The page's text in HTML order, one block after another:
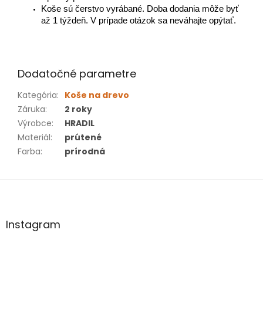
Koše sú čerstvo vyrábané. Doba dodania môže byť
až 1 týždeň. V prípade otázok sa neváhajte opýtať.
Dodatočné parametre
Kategória: Koše na drevo
Záruka:
2 roky
Výrobce:
HRADIL
Materiál:
prútené
Farba: prírodná
Z
äInstagram